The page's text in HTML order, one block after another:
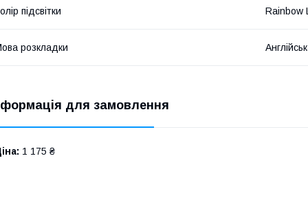
підсвітки Rainbow
розкладки
для замовлення
1 175 ₴